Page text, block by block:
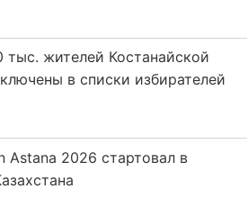
тыс. жителей Костанайской
в списки избирателей
Astana 2026 стартовал в